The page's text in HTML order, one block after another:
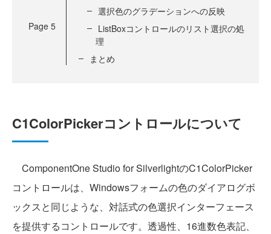
Page 5
選択色のグラデーションへの反映
ListBoxコントロールのリスト選択の処
理
まとめ
C1ColorPickerコントロールについて
ComponentOne Studio for SilverlightのC1ColorPicker
コントロールは、Windowsフォームの色のダイアログボ
ックスと同じような、対話式の色選択インターフェース
を提供するコントロールです。透過性、16進数色表記、